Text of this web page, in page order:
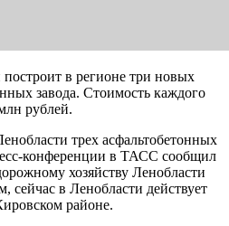
в регионе три новых
завода. Стоимость каждого
рублей.
трех асфальтобетонных
конференции в ТАСС сообщил
хозяйству Ленобласти
сейчас в Ленобласти действует
районе.